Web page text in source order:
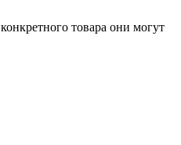
товара они могут